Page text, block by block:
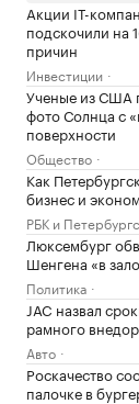
Акции IT-
подскочили на
причин
Инвестиции
Ученые из США
фото Солнца с
поверхности
Общество
Как
бизнес и
РБК и
Люксембург
Шенгена «в
Политика
JAC назвал
рамного
Авто
Роскачество
палочке в